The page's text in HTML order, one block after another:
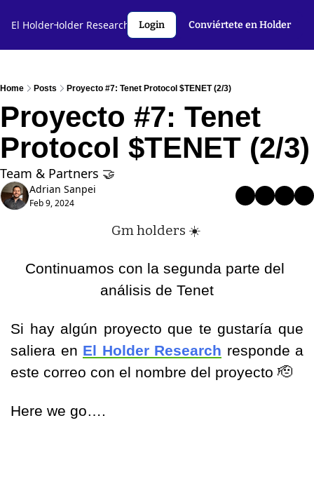
El Holder
Holder🤝 Holder Research💻️ Criptoslang🗣️ Autores
Login Conviértete en Holder
Home Posts Proyecto #7: Tenet Protocol $TENET (2/3)
Proyecto #7: Tenet
Protocol $TENET (2/3)
Team & Partners 🤝
Adrian Sanpei
Feb 9, 2024
Gm holders ☀️
Continuamos con la segunda parte del
análisis de Tenet
Si hay algún proyecto que te gustaría que
saliera en El Holder Research responde a
este correo con el nombre del proyecto 🫡
Here we go….